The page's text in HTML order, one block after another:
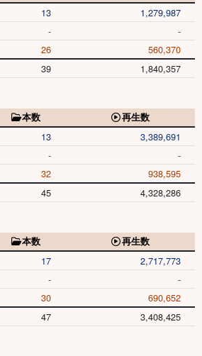
13 1,279,987
- -
26 560,370
39 1,840,357
本数
再生数
13 3,389,691
- -
32 938,595
45 4,328,286
本数
再生数
17 2,717,773
- -
30 690,652
47 3,408,425